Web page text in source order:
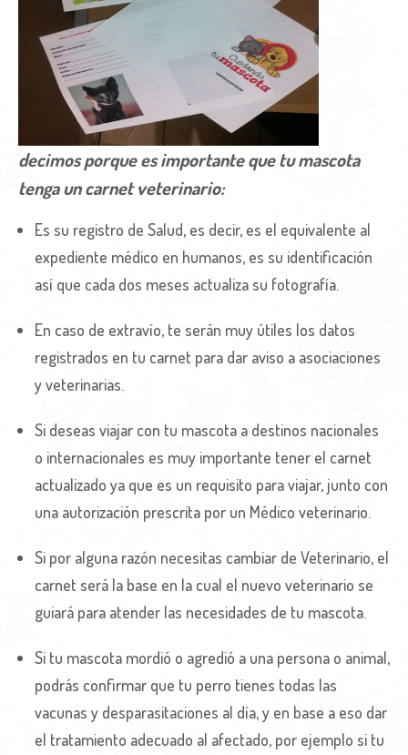
decimos porque es importante que tu mascota
tenga un carnet veterinario:
Es su registro de Salud, es decir, es el equivalente al
expediente médico en humanos, es su identificación
así que cada dos meses actualiza su fotografía.
En caso de extravío, te serán muy útiles los datos
registrados en tu carnet para dar aviso a asociaciones
y veterinarias.
Si deseas viajar con tu mascota a destinos nacionales
o internacionales es muy importante tener el carnet
actualizado ya que es un requisito para viajar, junto con
una autorización prescrita por un Médico veterinario.
Si por alguna razón necesitas cambiar de Veterinario, el
carnet será la base en la cual el nuevo veterinario se
guiará para atender las necesidades de tu mascota.
Si tu mascota mordió o agredió a una persona o animal,
podrás confirmar que tu perro tienes todas las
vacunas y desparasitaciones al día, y en base a eso dar
el tratamiento adecuado al afectado, por ejemplo si tu